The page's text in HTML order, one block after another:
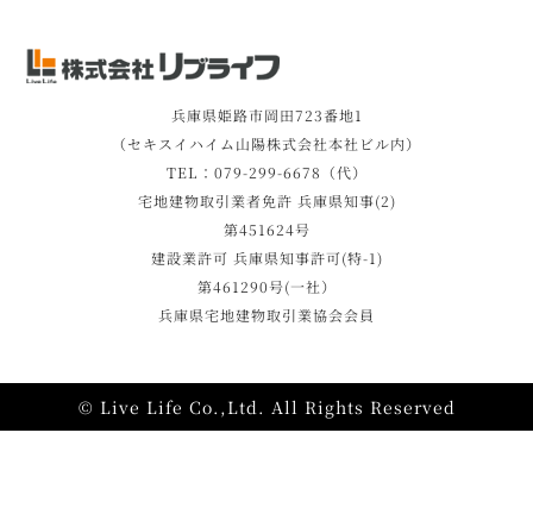
兵庫県姫路市岡田723番地1
（セキスイハイム山陽株式会社本社ビル内）
TEL：079-299-6678（代）
宅地建物取引業者免許 兵庫県知事(2)
第451624号
建設業許可 兵庫県知事許可(特-1)
第461290号(一社）
兵庫県宅地建物取引業協会会員
© Live Life Co.,Ltd. All Rights Reserved